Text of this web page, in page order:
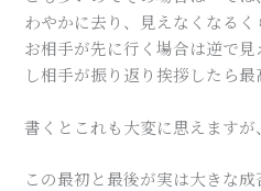
わやかに去り、見えなくなるく
お相手が先に行く場合は逆で
し相手が振り返り挨拶したら最
書くとこれも大変に思えますが
この最初と最後が実は大きな